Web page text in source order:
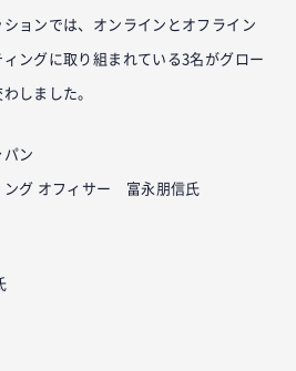
ョンでは、オンラインとオフライン
ングに取り組まれている3名がグロー
しました。
パン
ング オフィサー 富永朋信氏